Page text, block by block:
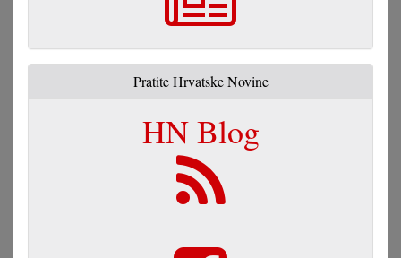
Pratite Hrvatske Novine
HN Blog